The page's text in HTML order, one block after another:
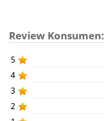
Review Konsumen:
5
4
3
2